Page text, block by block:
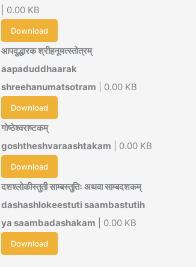
| 0.00 KB
Download
आपदुद्धारक श्रीहनूमत्स्तोत्रम्
aapaduddhaarak
shreehanumatsotram | 0.00 KB
Download
गोष्ठेश्वराष्टकम्
goshtheshvaraashtakam | 0.00 KB
Download
दशश्लोकीस्तुती साम्बस्तुतिः अथवा साम्बदशकम्
dashashlokeestuti saambastutih
ya saambadashakam | 0.00 KB
Download